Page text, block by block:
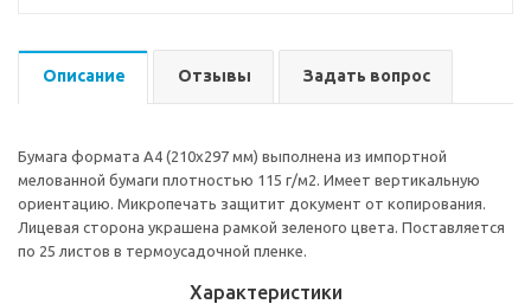
Описание Отзывы Задать вопрос
Бумага формата А4 (210х297 мм) выполнена из импортной
мелованной бумаги плотностью 115 г/м2. Имеет вертикальную
ориентацию. Микропечать защитит документ от копирования.
Лицевая сторона украшена рамкой зеленого цвета. Поставляется
по 25 листов в термоусадочной пленке.
Характеристики